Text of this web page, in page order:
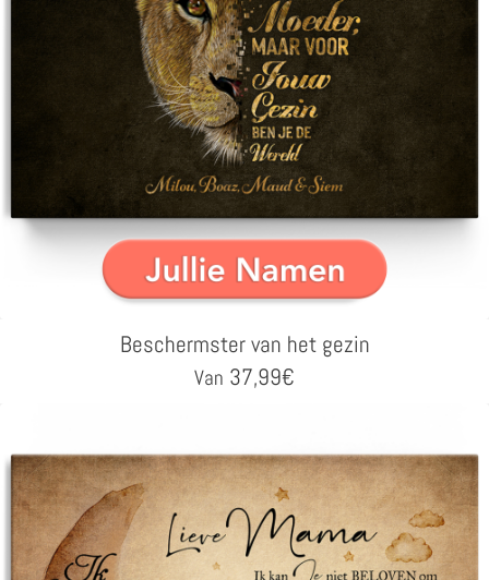
Beschermster van het gezin
Van 37,99€